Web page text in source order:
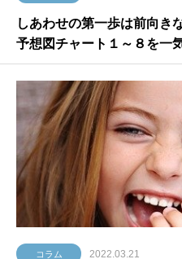
しあわせの第一歩は前向き
予想図チャート１～８を一
コラム 2022.03.21